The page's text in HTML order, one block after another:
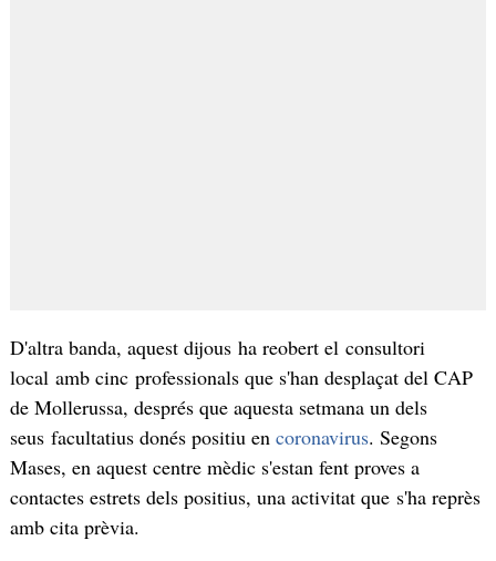
D'altra banda, aquest dijous ha reobert el consultori
local amb cinc professionals que s'han desplaçat del CAP
de Mollerussa, després que aquesta setmana un dels
seus facultatius donés positiu en coronavirus. Segons
Mases, en aquest centre mèdic s'estan fent proves a
contactes estrets dels positius, una activitat que s'ha reprès
amb cita prèvia.